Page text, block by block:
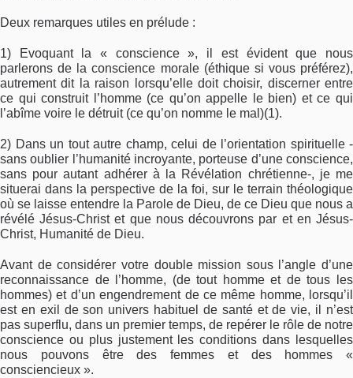
Deux remarques utiles en prélude :
1) Evoquant la « conscience », il est évident que nous
parlerons de la conscience morale (éthique si vous préférez),
autrement dit la raison lorsqu’elle doit choisir, discerner entre
ce qui construit l’homme (ce qu’on appelle le bien) et ce qui
l’abîme voire le détruit (ce qu’on nomme le mal)(1).
2) Dans un tout autre champ, celui de l’orientation spirituelle -
sans oublier l’humanité incroyante, porteuse d’une conscience,
sans pour autant adhérer à la Révélation chrétienne-, je me
situerai dans la perspective de la foi, sur le terrain théologique
où se laisse entendre la Parole de Dieu, de ce Dieu que nous a
révélé Jésus-Christ et que nous découvrons par et en Jésus-
Christ, Humanité de Dieu.
Avant de considérer votre double mission sous l’angle d’une
reconnaissance de l’homme, (de tout homme et de tous les
hommes) et d’un engendrement de ce même homme, lorsqu’il
est en exil de son univers habituel de santé et de vie, il n’est
pas superflu, dans un premier temps, de repérer le rôle de notre
conscience ou plus justement les conditions dans lesquelles
nous pouvons être des femmes et des hommes «
consciencieux ».